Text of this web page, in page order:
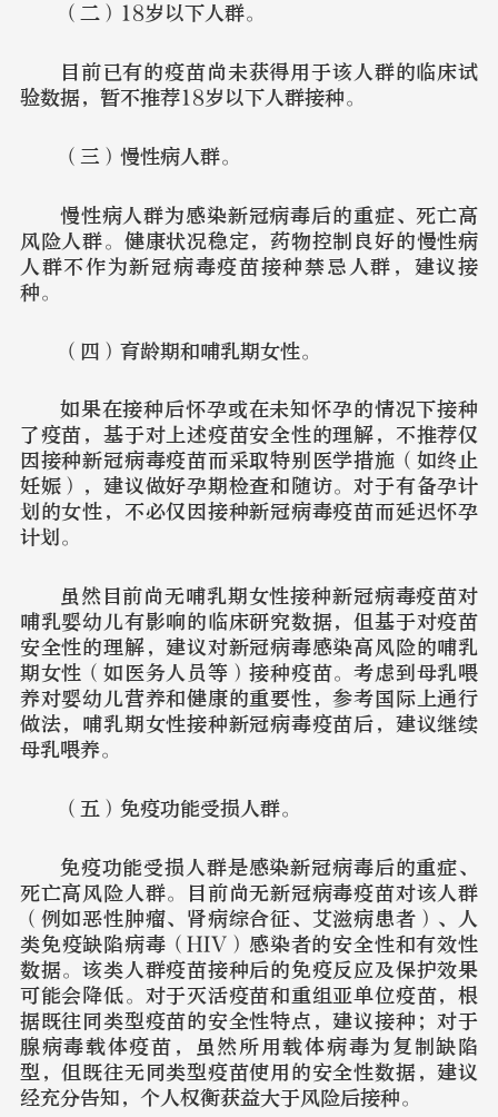
（二）18岁以下人群。
目前已有的疫苗尚未获得用于该人群的临床试
验数据，暂不推荐18岁以下人群接种。
（三）慢性病人群。
慢性病人群为感染新冠病毒后的重症、死亡高
风险人群。健康状况稳定，药物控制良好的慢性病
人群不作为新冠病毒疫苗接种禁忌人群，建议接
种。
（四）育龄期和哺乳期女性。
如果在接种后怀孕或在未知怀孕的情况下接种
了疫苗，基于对上述疫苗安全性的理解，不推荐仅
因接种新冠病毒疫苗而采取特别医学措施（如终止
妊娠），建议做好孕期检查和随访。对于有备孕计
划的女性，不必仅因接种新冠病毒疫苗而延迟怀孕
计划。
虽然目前尚无哺乳期女性接种新冠病毒疫苗对
哺乳婴幼儿有影响的临床研究数据，但基于对疫苗
安全性的理解，建议对新冠病毒感染高风险的哺乳
期女性（如医务人员等）接种疫苗。考虑到母乳喂
养对婴幼儿营养和健康的重要性，参考国际上通行
做法，哺乳期女性接种新冠病毒疫苗后，建议继续
母乳喂养。
（五）免疫功能受损人群。
免疫功能受损人群是感染新冠病毒后的重症、
死亡高风险人群。目前尚无新冠病毒疫苗对该人群
（例如恶性肿瘤、肾病综合征、艾滋病患者）、人
类免疫缺陷病毒（HIV）感染者的安全性和有效性
数据。该类人群疫苗接种后的免疫反应及保护效果
可能会降低。对于灭活疫苗和重组亚单位疫苗，根
据既往同类型疫苗的安全性特点，建议接种；对于
腺病毒载体疫苗，虽然所用载体病毒为复制缺陷
型，但既往无同类型疫苗使用的安全性数据，建议
经充分告知，个人权衡获益大于风险后接种。